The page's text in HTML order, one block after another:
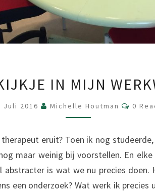
KIJKJE
IN
MIJN
IN MIJN
Juli 2016 Michelle Houtman 0
eruit? Toen ik nog
maar weinig bij voorstellen. En
is wat we nu precies doen.
een onderzoek? Wat werk ik